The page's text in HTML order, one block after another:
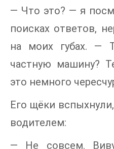
— Что это? — я
поисках ответов,
на моих губах. —
частную машину?
это немного
Его щёки
водителем:
— Не совсем.